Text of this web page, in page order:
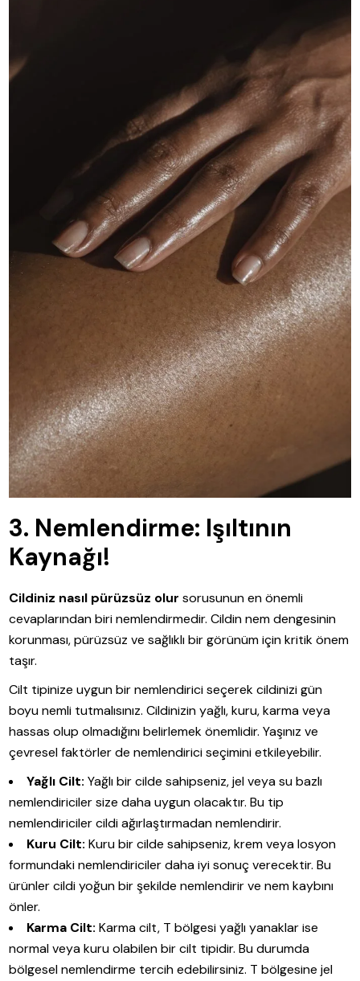
3. Nemlendirme: Işıltının
Kaynağı!
Cildiniz nasıl pürüzsüz olur sorusunun en önemli
cevaplarından biri nemlendirmedir. Cildin nem dengesinin
korunması, pürüzsüz ve sağlıklı bir görünüm için kritik önem
taşır.
Cilt tipinize uygun bir nemlendirici seçerek cildinizi gün
boyu nemli tutmalısınız. Cildinizin yağlı, kuru, karma veya
hassas olup olmadığını belirlemek önemlidir. Yaşınız ve
çevresel faktörler de nemlendirici seçimini etkileyebilir.
Yağlı Cilt: Yağlı bir cilde sahipseniz, jel veya su bazlı
nemlendiriciler size daha uygun olacaktır. Bu tip
nemlendiriciler cildi ağırlaştırmadan nemlendirir.
Kuru Cilt: Kuru bir cilde sahipseniz, krem veya losyon
formundaki nemlendiriciler daha iyi sonuç verecektir. Bu
ürünler cildi yoğun bir şekilde nemlendirir ve nem kaybını
önler.
Karma Cilt: Karma cilt, T bölgesi yağlı yanaklar ise
normal veya kuru olabilen bir cilt tipidir. Bu durumda
bölgesel nemlendirme tercih edebilirsiniz. T bölgesine jel